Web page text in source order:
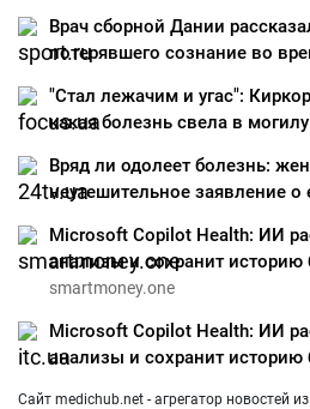
Врач сборной Дании
потерявшего сознание во
"Стал лежачим и угас":
какая болезнь свела в
Вряд ли одолеет болезнь:
неутешительное заявление о
Microsoft Copilot Health: ИИ
анализы и сохранит историю
smartmoney.one
Microsoft Copilot Health: ИИ
анализы и сохранит историю
Сайт medichub.net - агрегатор новостей